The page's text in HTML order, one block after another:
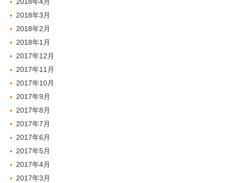
2018年4月
2018年3月
2018年2月
2018年1月
2017年12月
2017年11月
2017年10月
2017年9月
2017年8月
2017年7月
2017年6月
2017年5月
2017年4月
2017年3月